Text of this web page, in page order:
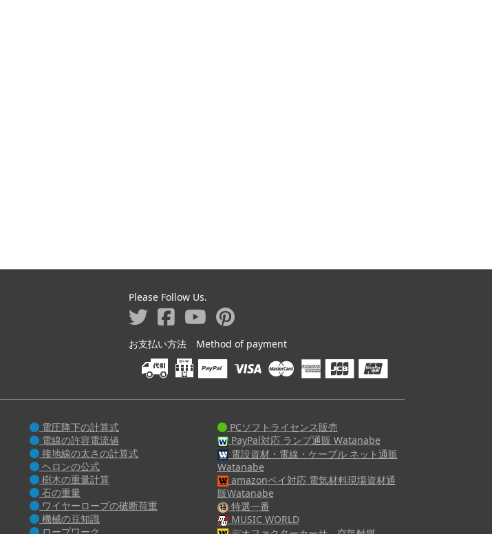
Please Follow Us.
お支払い方法 Method of payment
電圧降下の計算式
電線の許容電流値
接地線の太さの計算式
ヘロンの公式
樹木の重量計算
石の重量
ワイヤーロープの破断荷重
機械の豆知識
PCソフトライセンス販売
PayPal対応 ランプ通販 Watanabe
電設資材・電線・ケーブル ネット通販
Watanabe
amazonペイ対応 電気材料現場資材通
販Watanabe
特選一番
MUSIC WORLD